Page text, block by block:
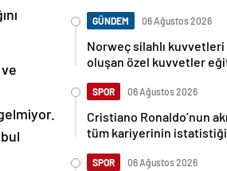
GÜNDEM 06 Ağustos 2026
Norweç silahlı kuvvetleri
oluşan özel kuvvetler
SPOR 06 Ağustos 2026
Cristiano Ronaldo’nun
tüm kariyerinin
SPOR 06 Ağustos 2026